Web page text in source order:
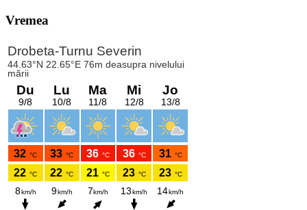
Vremea